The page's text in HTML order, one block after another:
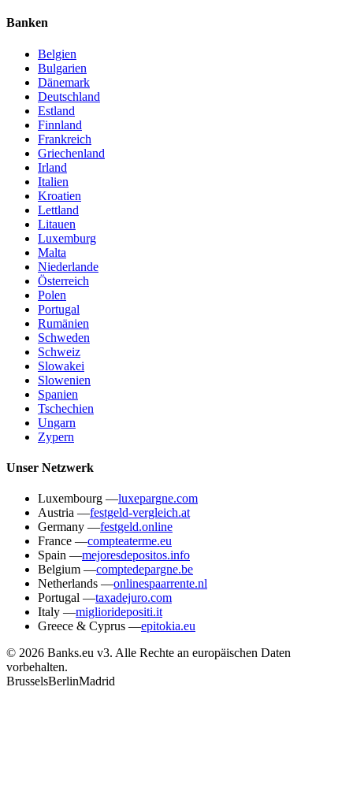
Banken
Belgien
Bulgarien
Dänemark
Deutschland
Estland
Finnland
Frankreich
Griechenland
Irland
Italien
Kroatien
Lettland
Litauen
Luxemburg
Malta
Niederlande
Österreich
Polen
Portugal
Rumänien
Schweden
Schweiz
Slowakei
Slowenien
Spanien
Tschechien
Ungarn
Zypern
Unser Netzwerk
Luxembourg —luxepargne.com
Austria —festgeld-vergleich.at
Germany —festgeld.online
France —compteaterme.eu
Spain —mejoresdepositos.info
Belgium —comptedepargne.be
Netherlands —onlinespaarrente.nl
Portugal —taxadejuro.com
Italy —miglioridepositi.it
Greece & Cyprus —epitokia.eu
© 2026 Banks.eu v3. Alle Rechte an europäischen Daten
vorbehalten.
BrusselsBerlinMadrid